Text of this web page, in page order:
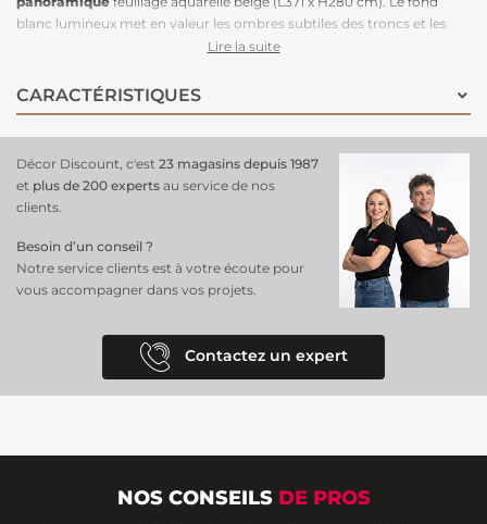
blanc lumineux met en valeur les ombres subtiles des troncs et les
branchages verts, créant une toile de fond neutre qui fait ressortir
des troncs, la douceur des feuilles vertes et la pureté du fond blanc
génère une composition équilibrée et apaisante. Cepanoramique en
pour une atmosphère à la fois raffinée et accueillante.
Lire la suite
CARACTÉRISTIQUES
Décor Discount, c'est 23 magasins depuis 1987
et plus de 200 experts au service de nos
clients.
Besoin d’un conseil ?
Notre service clients est à votre écoute pour
vous accompagner dans vos projets.
Contactez un expert
NOS CONSEILS DE PROS